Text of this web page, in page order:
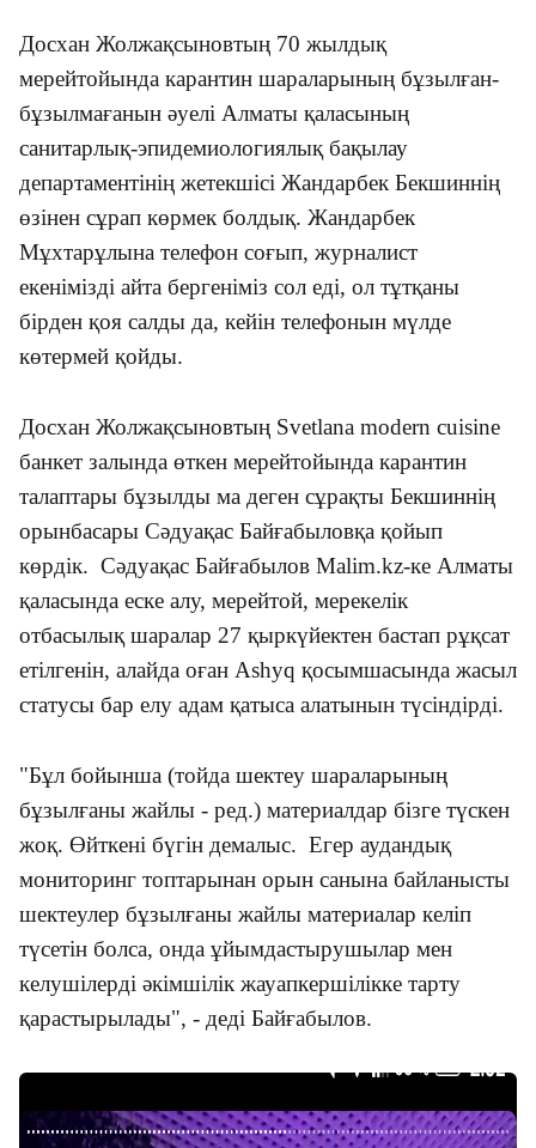
Досхан Жолжақсыновтың 70 жылдық
мерейтойында карантин шараларының бұзылған-
бұзылмағанын әуелі Алматы қаласының
санитарлық-эпидемиологиялық бақылау
департаментінің жетекшісі Жандарбек Бекшиннің
өзінен сұрап көрмек болдық. Жандарбек
Мұхтарұлына телефон соғып, журналист
екенімізді айта бергеніміз сол еді, ол тұтқаны
бірден қоя салды да, кейін телефонын мүлде
көтермей қойды.
Досхан Жолжақсыновтың Svetlana modern cuisine
банкет залында өткен мерейтойында карантин
талаптары бұзылды ма деген сұрақты Бекшиннің
орынбасары Сәдуақас Байғабыловқа қойып
көрдік. Сәдуақас Байғабылов Malim.kz-ке Алматы
қаласында еске алу, мерейтой, мерекелік
отбасылық шаралар 27 қыркүйектен бастап рұқсат
етілгенін, алайда оған Ashyq қосымшасында жасыл
статусы бар елу адам қатыса алатынын түсіндірді.
"Бұл бойынша (тойда шектеу шараларының
бұзылғаны жайлы - ред.) материалдар бізге түскен
жоқ. Өйткені бүгін демалыс. Егер аудандық
мониторинг топтарынан орын санына байланысты
шектеулер бұзылғаны жайлы материалар келіп
түсетін болса, онда ұйымдастырушылар мен
келушілерді әкімшілік жауапкершілікке тарту
қарастырылады", - деді Байғабылов.